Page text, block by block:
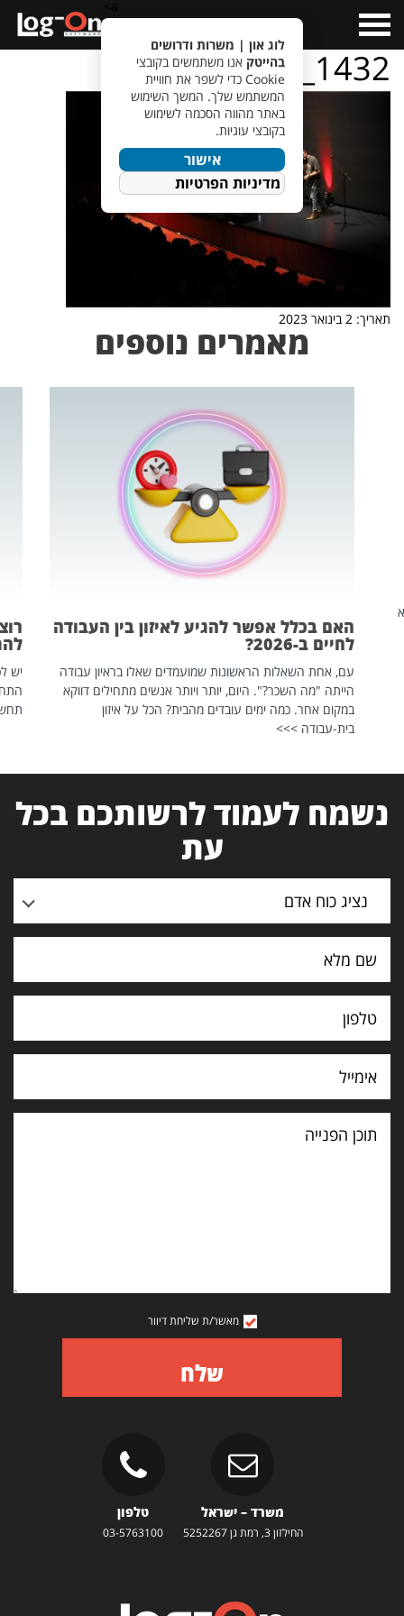
Menu
IMG_1432
תאריך: 2 בינואר 2023
מאמרים נוספים
האם בכלל אפשר להגיע לאיזון בין העבודה
לחיים ב-2026?
עם, אחת השאלות הראשונות שמועמדים שאלו בראיון עבודה
הייתה "מה השכר?". היום, יותר ויותר אנשים מתחילים דווקא
במקום אחר. כמה ימים עובדים מהבית? הכל על איזון
בית-עבודה >>>
יש
נשמח לעמוד לרשותכם בכל
עת
נציג כוח אדם
תוכן
הפנייה
מאשר/ת שליחת דיוור
שלח
משרד – ישראל
החילזון 3, רמת גן 5252267
טלפון
03-5763100
לוג און | משרות ודרושים
בהייטק אנו משתמשים בקובצי
Cookie כדי לשפר את חוויית
המשתמש שלך. המשך השימוש
באתר מהווה הסכמה לשימוש
בקובצי עוגיות.
אישור
מדיניות הפרטיות